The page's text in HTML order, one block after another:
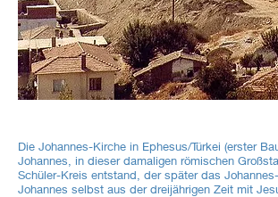
Die Johannes-Kirche in Ephesus/Türkei (erster
Johannes, in dieser damaligen römischen
Schüler-Kreis entstand, der später das
Johannes selbst aus der dreijährigen Zeit mit